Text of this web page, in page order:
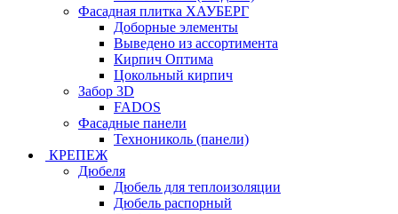
Фасадная плитка ХАУБЕРГ
Доборные элементы
Выведено из ассортимента
Кирпич Оптима
Цокольный кирпич
Забор 3D
FADOS
Фасадные панели
Технониколь (панели)
КРЕПЕЖ
Дюбеля
Дюбель для теплоизоляции
Дюбель распорный